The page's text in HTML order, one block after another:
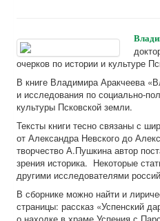
очерков по истории и культуре
В книге Владимира Аракчеева
и исследования по социально-
культуры Псковской земли.
Тексты книги тесно связаны с
от Александра Невского до
творчество А.Пушкина автор
зрения историка. Некоторые
другими исследователями
В сборнике можно найти и
страницы: рассказ «Успенский
о находке в храме Успения с